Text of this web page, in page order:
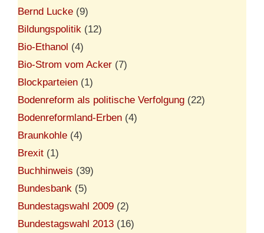
Bernd Lucke (9)
Bildungspolitik (12)
Bio-Ethanol (4)
Bio-Strom vom Acker (7)
Blockparteien (1)
Bodenreform als politische Verfolgung (22)
Bodenreformland-Erben (4)
Braunkohle (4)
Brexit (1)
Buchhinweis (39)
Bundesbank (5)
Bundestagswahl 2009 (2)
Bundestagswahl 2013 (16)